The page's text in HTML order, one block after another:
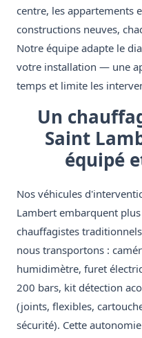
centre, les appartements
constructions neuves,
Notre équipe adapte le
votre installation — une
temps et limite les
Un
Saint
équipé
Nos véhicules
Lambert embarquent
chauffagistes
nous transportons :
humidimètre, furet
200 bars, kit détection
(joints, flexibles,
sécurité). Cette